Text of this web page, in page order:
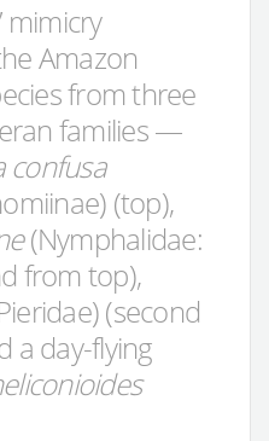
mimicry
Amazon
from three
families —
confusa
(top),
(Nymphalidae:
from top),
(second
a day-flying